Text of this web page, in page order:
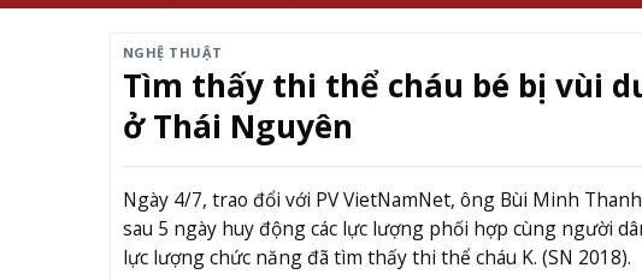
NGHỆ THUẬT
Tìm thấy thi thể cháu bé bị vùi
ở Thái Nguyên
Ngày 4/7, trao đổi với PV VietNamNet, ông Bùi Minh
sau 5 ngày huy động các lực lượng phối hợp cùng người
lực lượng chức năng đã tìm thấy thi thể cháu K. (SN 2018).